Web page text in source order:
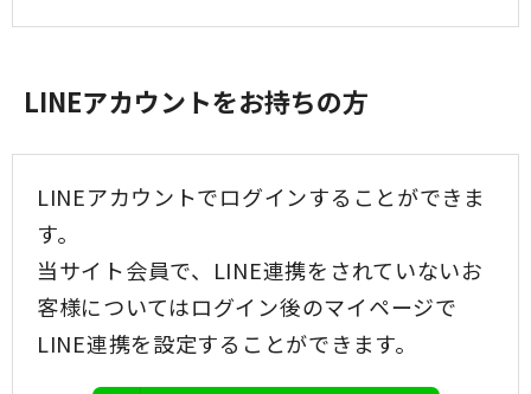
LINEアカウントをお持ちの方
LINEアカウントでログインすることができま
す。
当サイト会員で、LINE連携をされていないお
客様についてはログイン後のマイページで
LINE連携を設定することができます。